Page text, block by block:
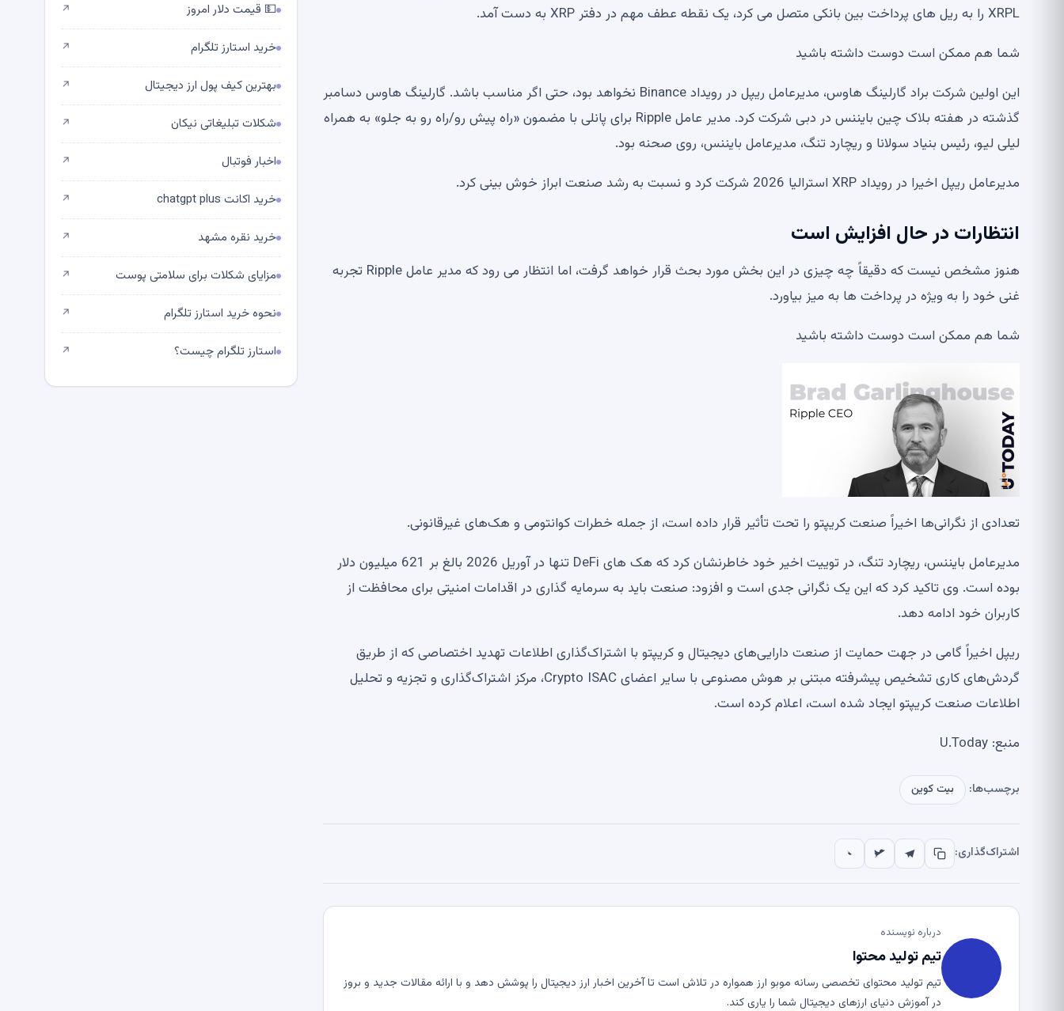
XRPL را به ریل های پرداخت بین بانکی متصل می کرد، یک نقطه عطف مهم در دفتر XRP به دست آمد.
شما هم ممکن است دوست داشته باشید
این اولین شرکت براد گارلینگ هاوس، مدیرعامل ریپل در رویداد Binance نخواهد بود، حتی اگر مناسب باشد. گارلینگ هاوس دسامبر
گذشته در هفته بلاک چین بایننس در دبی شرکت کرد. مدیر عامل Ripple برای پانلی با مضمون «راه پیش رو/راه رو به جلو» به همراه
لیلی لیو، رئیس بنیاد سولانا و ریچارد تنگ، مدیرعامل بایننس، روی صحنه بود.
مدیرعامل ریپل اخیرا در رویداد XRP استرالیا 2026 شرکت کرد و نسبت به رشد صنعت ابراز خوش بینی کرد.
انتظارات در حال افزایش است
هنوز مشخص نیست که دقیقاً چه چیزی در این بخش مورد بحث قرار خواهد گرفت، اما انتظار می رود که مدیر عامل Ripple تجربه
غنی خود را به ویژه در پرداخت ها به میز بیاورد.
شما هم ممکن است دوست داشته باشید
تعدادی از نگرانی‌ها اخیراً صنعت کریپتو را تحت تأثیر قرار داده است، از جمله خطرات کوانتومی و هک‌های غیرقانونی.
مدیرعامل بایننس، ریچارد تنگ، در توییت اخیر خود خاطرنشان کرد که هک های DeFi تنها در آوریل 2026 بالغ بر 621 میلیون دلار
بوده است. وی تاکید کرد که این یک نگرانی جدی است و افزود: صنعت باید به سرمایه گذاری در اقدامات امنیتی برای محافظت از
کاربران خود ادامه دهد.
ریپل اخیراً گامی در جهت حمایت از صنعت دارایی‌های دیجیتال و کریپتو با اشتراک‌گذاری اطلاعات تهدید اختصاصی که از طریق
گردش‌های کاری تشخیص پیشرفته مبتنی بر هوش مصنوعی با سایر اعضای Crypto ISAC، مرکز اشتراک‌گذاری و تجزیه و تحلیل
اطلاعات صنعت کریپتو ایجاد شده است، اعلام کرده است.
منبع: U.Today
برچسب‌ها: بیت کوین
اشتراک‌گذاری:
درباره نویسنده
تیم تولید محتوا
تیم تولید محتوای تخصصی رسانه موبو ارز همواره در تلاش است تا آخرین اخبار ارز دیجیتال را پوشش دهد و با ارائه مقالات جدید و بروز
در آموزش دنیای ارزهای دیجیتال شما را یاری کند.
💵 قیمت دلار امروز ↗
خرید استارز تلگرام ↗
بهترین کیف پول ارز دیجیتال ↗
شکلات تبلیغاتی نیکان ↗
اخبار فوتبال ↗
خرید اکانت chatgpt plus ↗
خرید نقره مشهد ↗
مزایای شکلات برای سلامتی پوست ↗
نحوه خرید استارز تلگرام ↗
استارز تلگرام چیست؟ ↗